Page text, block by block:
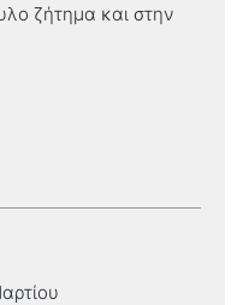
ζήτημα και στην